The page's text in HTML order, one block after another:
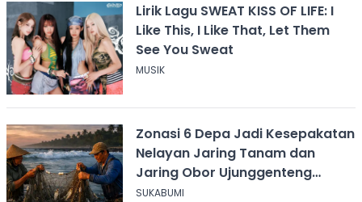
Lirik Lagu SWEAT KISS OF LIFE: I
Like This, I Like That, Let Them
See You Sweat
MUSIK
Zonasi 6 Depa Jadi Kesepakatan
Nelayan Jaring Tanam dan
Jaring Obor Ujunggenteng
Sukabumi
SUKABUMI